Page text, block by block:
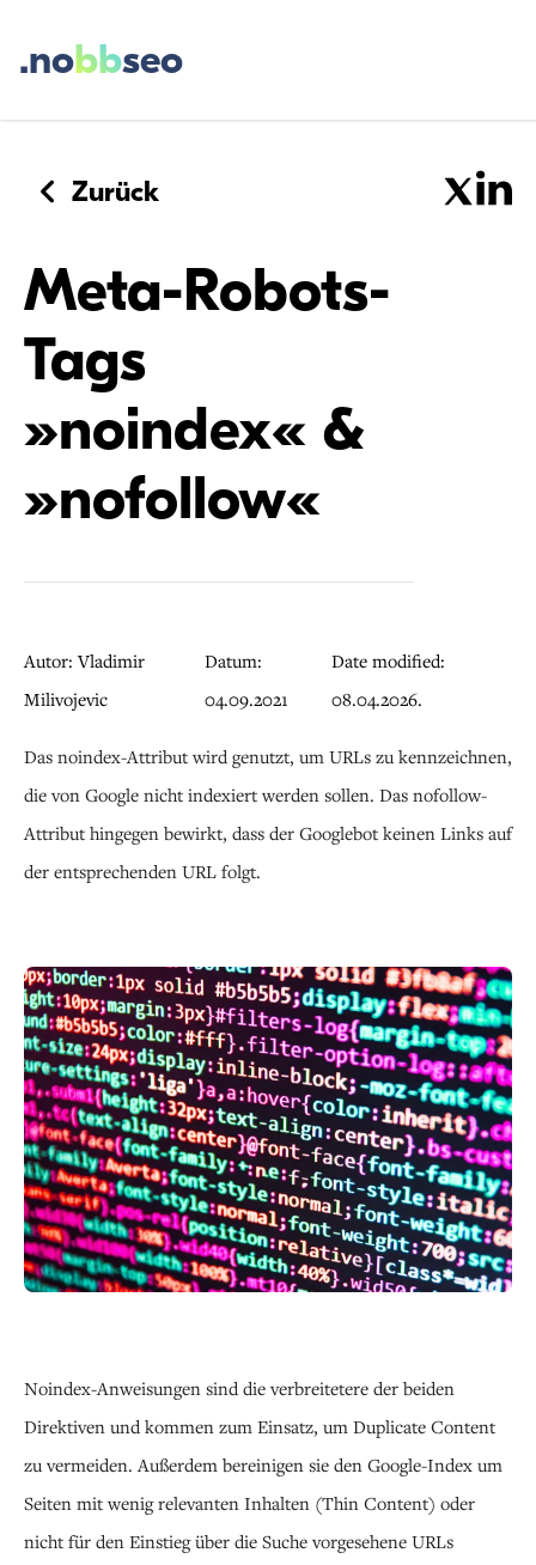
.nobbseo
Zurück
Meta-Robots-
Tags
»noindex« &
»nofollow«
Autor: Vladimir
Milivojevic
Datum:
04.09.2021
Date modified:
08.04.2026.
Das noindex-Attribut wird genutzt, um URLs zu kennzeichnen,
die von Google nicht indexiert werden sollen. Das nofollow-
Attribut hingegen bewirkt, dass der Googlebot keinen Links auf
der entsprechenden URL folgt.
Noindex-Anweisungen sind die verbreitetere der beiden
Direktiven und kommen zum Einsatz, um Duplicate Content
zu vermeiden. Außerdem bereinigen sie den Google-Index um
Seiten mit wenig relevanten Inhalten (Thin Content) oder
nicht für den Einstieg über die Suche vorgesehene URLs